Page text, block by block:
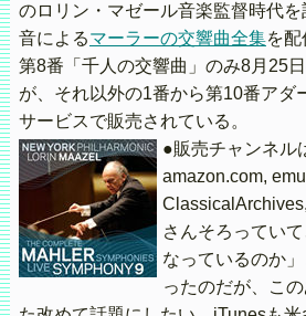
のロリン・マゼール音楽監督時代
音によるマーラーの交響曲全集を配
第8番「千人の交響曲」のみ8月25
が、それ以外の1番から第10番アダ
サービスで販売されている。
●販売チャンネル
amazon.com,
さんそろってい
なっているのか
ったのだが、こ